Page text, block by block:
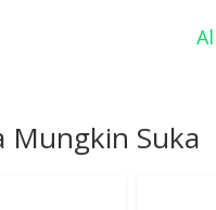
Mungkin Suka